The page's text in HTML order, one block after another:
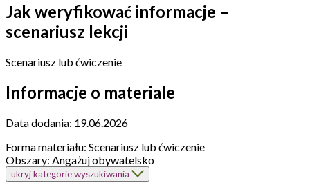
Jak weryfikować informacje –
scenariusz lekcji
Scenariusz lub ćwiczenie
Informacje o materiale
Data dodania: 19.06.2026
Forma materiału: Scenariusz lub ćwiczenie
Obszary: Angażuj obywatelsko
ukryj kategorie wyszukiwania